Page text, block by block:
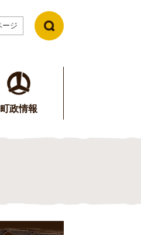
ージ
町政情報